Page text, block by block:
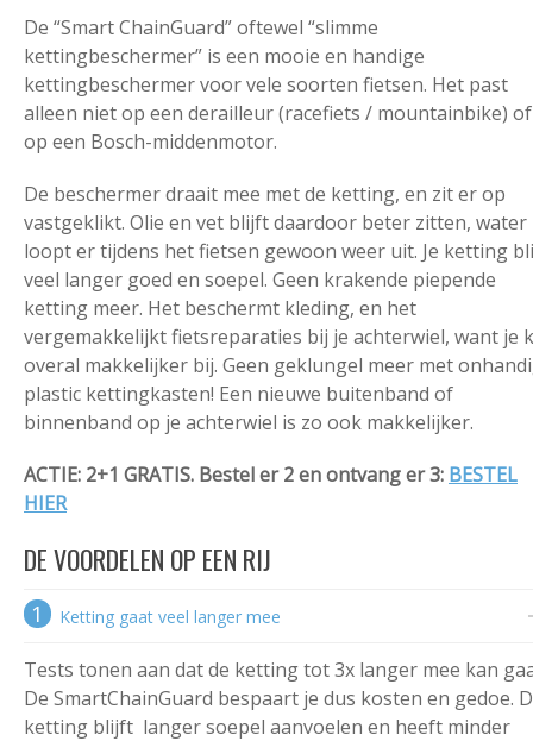
De “Smart ChainGuard” oftewel “slimme
kettingbeschermer” is een mooie en handige
kettingbeschermer voor vele soorten fietsen. Het past
alleen niet op een derailleur (racefiets / mountainbike) of
op een Bosch-middenmotor.
De beschermer draait mee met de ketting, en zit er op
vastgeklikt. Olie en vet blijft daardoor beter zitten, water
loopt er tijdens het fietsen gewoon weer uit. Je ketting
veel langer goed en soepel. Geen krakende piepende
ketting meer. Het beschermt kleding, en het
vergemakkelijkt fietsreparaties bij je achterwiel, want je
overal makkelijker bij. Geen geklungel meer met
plastic kettingkasten! Een nieuwe buitenband of
binnenband op je achterwiel is zo ook makkelijker.
ACTIE: 2+1 GRATIS. Bestel er 2 en ontvang er 3: BESTEL
HIER
DE VOORDELEN OP EEN RIJ
1 Ketting gaat veel langer mee
Tests tonen aan dat de ketting tot 3x langer mee kan
De SmartChainGuard bespaart je dus kosten en gedoe.
ketting blijft langer soepel aanvoelen en heeft minder